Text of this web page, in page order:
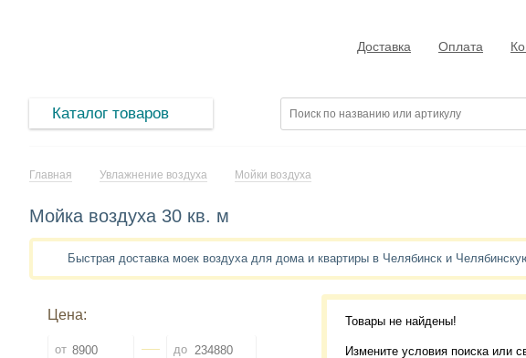
Доставка Оплата
Каталог товаров
Главная Увлажнение воздуха Мойки воздуха
Мойка воздуха 30 кв. м
Быстрая доставка моек воздуха для дома и квартиры в Челябинск и
Цена:
от до
Товары не найдены!
Измените условия поиска или